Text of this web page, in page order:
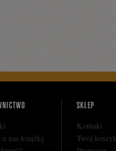
nas książkę
SKLEP
Kontakt
Twój koszyk